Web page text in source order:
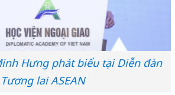
Hưng phát biểu tại Diễn đàn
Tương lai ASEAN